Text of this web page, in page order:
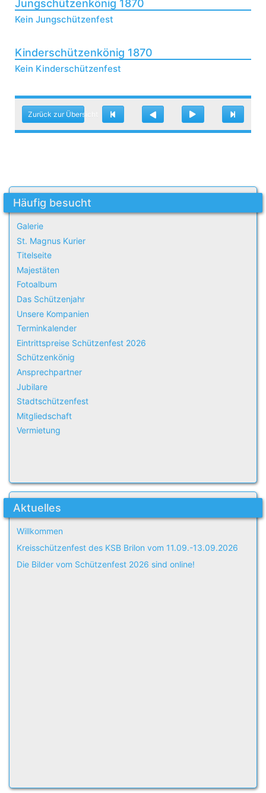
Jungschützenkönig 1870
Kein Jungschützenfest
Kinderschützenkönig 1870
Kein Kinderschützenfest
Zurück zur Übersicht
Häufig besucht
Galerie
St. Magnus Kurier
Titelseite
Majestäten
Fotoalbum
Das Schützenjahr
Unsere Kompanien
Terminkalender
Eintrittspreise Schützenfest 2026
Schützenkönig
Ansprechpartner
Jubilare
Stadtschützenfest
Mitgliedschaft
Vermietung
Aktuelles
Willkommen
Kreisschützenfest des KSB Brilon vom 11.09.-13.09.2026
Die Bilder vom Schützenfest 2026 sind online!